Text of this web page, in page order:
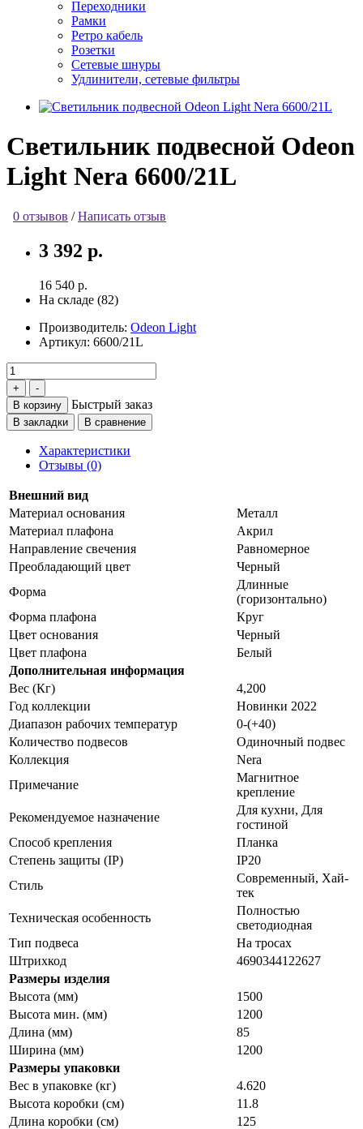
Переходники
Рамки
Ретро кабель
Розетки
Сетевые шнуры
Удлинители, сетевые фильтры
Светильник подвесной Odeon
Light Nera 6600/21L
0 отзывов /Написать отзыв
3 392 р.
16 540 р.
На складе (82)
Производитель: Odeon Light
Артикул: 6600/21L
В корзину Быстрый заказ
В закладки В сравнение
Характеристики
Отзывы (0)
Внешний вид
Материал основания
Металл
Материал плафона
Акрил
Направление свечения
Равномерное
Преобладающий цвет
Черный
Форма
Длинные
(горизонтально)
Форма плафона
Круг
Цвет основания
Черный
Цвет плафона
Белый
Дополнительная информация
Вес (Кг)
4,200
Год коллекции
Новинки 2022
Диапазон рабочих температур
0-(+40)
Количество подвесов
Одиночный подвес
Коллекция
Nera
Примечание
Магнитное
крепление
Рекомендуемое назначение
Для кухни, Для
гостиной
Способ крепления
Планка
Степень защиты (IP)
IP20
Стиль
Cовременный, Хай-
тек
Техническая особенность
Полностью
светодиодная
Тип подвеса
На тросах
Штрихкод
4690344122627
Размеры изделия
Высота (мм)
1500
Высота мин. (мм)
1200
Длина (мм)
85
Ширина (мм)
1200
Размеры упаковки
Вес в упаковке (кг)
4.620
Высота коробки (см)
11.8
Длина коробки (см)
125